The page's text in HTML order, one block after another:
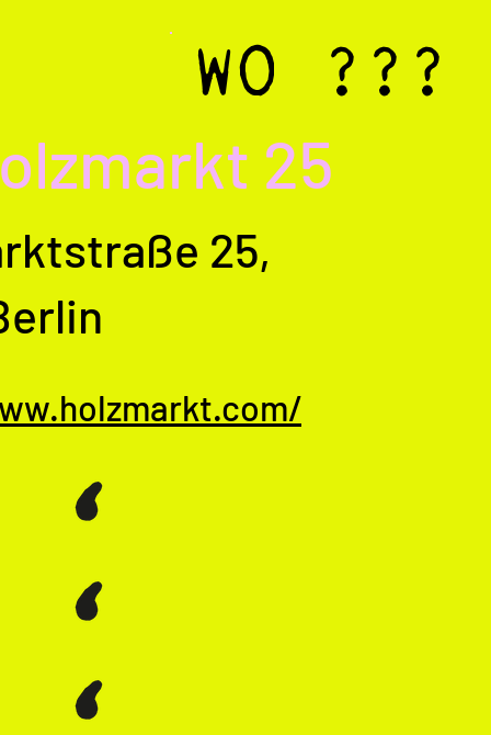
WO ???
25
25,